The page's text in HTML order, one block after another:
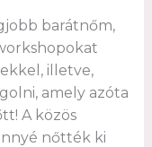
barátnőm,
illetve,
amely azóta
A közös
nőtték ki